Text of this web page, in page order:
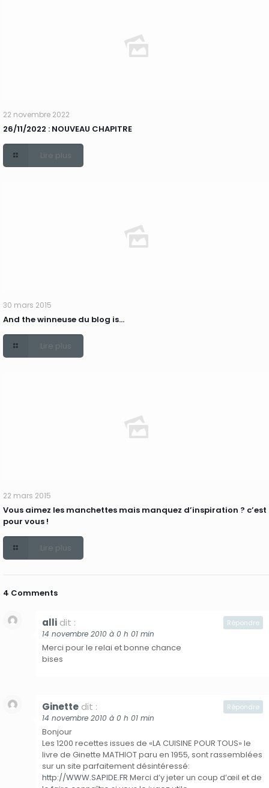
22 novembre 2022
26/11/2022 : NOUVEAU CHAPITRE
Lire plus
30 mars 2015
And the winneuse du blog is…
Lire plus
22 mars 2015
Vous aimez les manchettes mais manquez d’inspiration ? c’est
pour vous !
Lire plus
4 Comments
alli dit :
14 novembre 2010 à 0 h 01 min
Merci pour le relai et bonne chance
bises
Répondre
Ginette dit :
14 novembre 2010 à 0 h 01 min
Bonjour
Les 1200 recettes issues de «LA CUISINE POUR TOUS» le
livre de Ginette MATHIOT paru en 1955, sont rassemblées
sur un site parfaitement désintéressé:
http://WWW.SAPIDE.FR Merci d’y jeter un coup d’œil et de
Répondre